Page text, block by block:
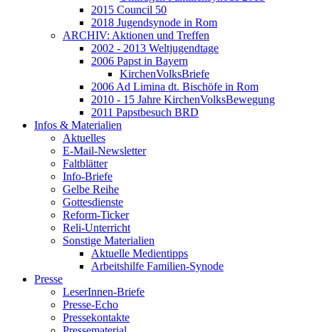
2015 Council 50
2018 Jugendsynode in Rom
ARCHIV: Aktionen und Treffen
2002 - 2013 Weltjugendtage
2006 Papst in Bayern
KirchenVolksBriefe
2006 Ad Limina dt. Bischöfe in Rom
2010 - 15 Jahre KirchenVolksBewegung
2011 Papstbesuch BRD
Infos & Materialien
Aktuelles
E-Mail-Newsletter
Faltblätter
Info-Briefe
Gelbe Reihe
Gottesdienste
Reform-Ticker
Reli-Unterricht
Sonstige Materialien
Aktuelle Medientipps
Arbeitshilfe Familien-Synode
Presse
LeserInnen-Briefe
Presse-Echo
Pressekontakte